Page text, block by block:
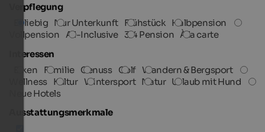
Verpflegung
Beliebig Nur Unterkunft Frühstück Halbpension
Vollpension All-Inclusive 3/4 Pension À la carte
Interessen
Biken
Familie Genuss Golf Wandern & Bergsport
Wellness Kultur Wintersport Natur Urlaub mit Hund
Neue Hotels
Ausstattungsmerkmale